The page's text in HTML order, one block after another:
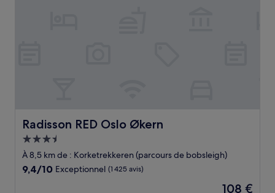
Radisson RED Oslo Økern
Radisson RED Oslo Økern
Hébergement
3.5 étoiles
À 8,5 km de : Korketrekkeren (parcours de bobsleigh)
9.4
9,4/10 Exceptionnel (1 425 avis)
Le
108 €